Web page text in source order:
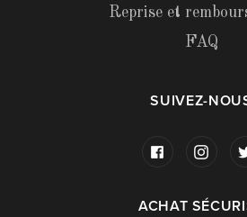
Reprise et
FAQ
SUIVEZ-
ACHAT